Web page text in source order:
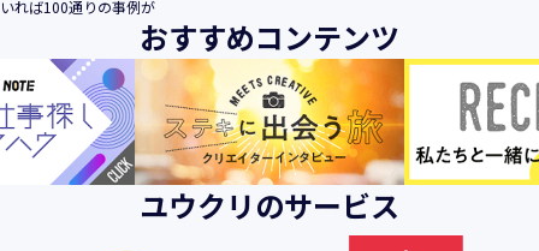
いれば100通りの事例が
おすすめコンテンツ
ユウクリのサービス